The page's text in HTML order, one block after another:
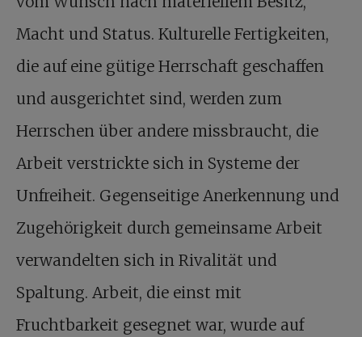
Macht und Status. Kulturelle Fertigkeiten,
die auf eine gütige Herrschaft geschaffen
und ausgerichtet sind, werden zum
Herrschen über andere missbraucht, die
Arbeit verstrickte sich in Systeme der
Unfreiheit. Gegenseitige Anerkennung und
Zugehörigkeit durch gemeinsame Arbeit
verwandelten sich in Rivalität und
Spaltung. Arbeit, die einst mit
Fruchtbarkeit gesegnet war, wurde auf